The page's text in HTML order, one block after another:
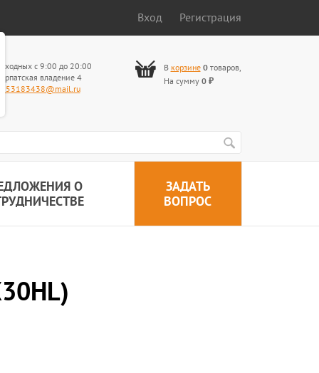
Вход Регистрация
с 9:00 до 20:00
владение 4
В корзине 0товаров,
На сумму 0 ₽
О
ЗАДАТЬ
ВОПРОС